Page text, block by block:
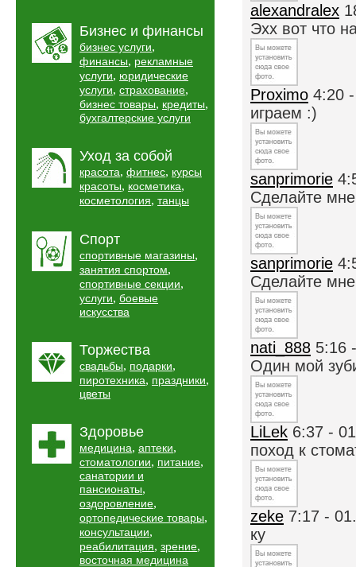
Бизнес и финансы
бизнес услуги,
финансы, рекламные
услуги, юридические
услуги, страхование,
бизнес товары, кредиты,
бухгалтерские услуги
Уход за собой
красота, фитнес, курсы
красоты, косметика,
косметология, танцы
Спорт
спортивные магазины,
занятия спортом,
спортивные секции,
услуги, боевые
искусства
Торжества
свадьбы, подарки,
пиротехника, праздники,
цветы
Здоровье
медицина, аптеки,
стоматологии, питание,
санатории и
пансионаты,
оздоровление,
ортопедические товары,
консультации,
реабилитация, зрение,
восточная медицина
alexandralex
Эхх вот что
Proximo 4:20
играем :)
sanprimorie
Сделайте
sanprimorie
Сделайте
nati_888 5:16
Один мой
LiLek 6:37 -
поход к
zeke 7:17 -
ку